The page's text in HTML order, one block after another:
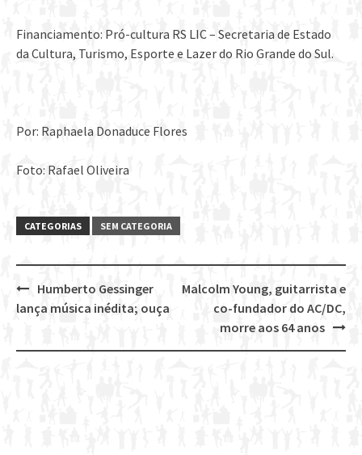
Financiamento: Pró-cultura RS LIC – Secretaria de Estado
da Cultura, Turismo, Esporte e Lazer do Rio Grande do Sul.
Por: Raphaela Donaduce Flores
Foto: Rafael Oliveira
CATEGORIAS SEM CATEGORIA
Post
Malcolm Young, guitarrista e
co-fundador do AC/DC,
morre aos 64 anos
Humberto Gessinger
lança música inédita; ouça